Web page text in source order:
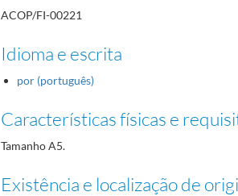
ACOP/FI-00221
Idioma e escrita
por (português)
Características físicas e
Tamanho A5.
Existência e localização de